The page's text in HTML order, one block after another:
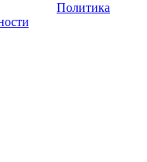
Политика